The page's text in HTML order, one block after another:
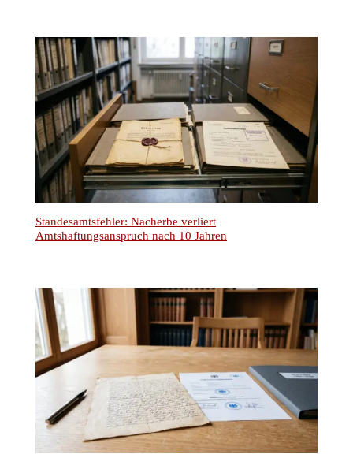
Standesamtsfehler: Nacherbe verliert
Amtshaftungsanspruch nach 10 Jahren